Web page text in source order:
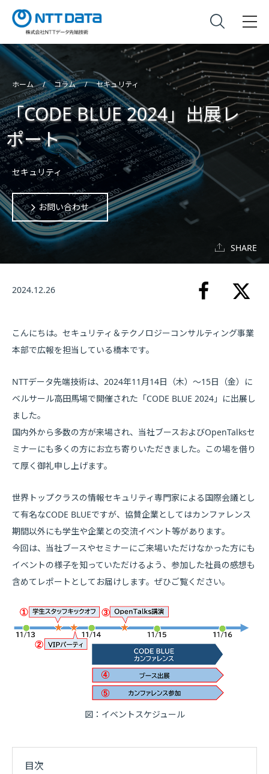
ホーム コラム セキュリティ
「CODE BLUE 2024」出展レ
ポート
セキュリティ
お問い合わせ
SHARE
2024.12.26
こんにちは。セキュリティ＆テクノロジーコンサルティング事業
本部で広報を担当している橋本です。
NTTデータ先端技術は、2024年11月14日（木）～15日（金）に
ベルサール高田馬場で開催された「CODE BLUE 2024」に出展し
ました。
国内外から多数の方が来場され、当社ブースおよびOpenTalksセ
ミナーにも多くの方にお立ち寄りいただきました。この場を借り
て厚く御礼申し上げます。
世界トップクラスの情報セキュリティ専門家による国際会議とし
て有名なCODE BLUEですが、協賛企業としてはカンファレンス
期間以外にも学生や企業との交流イベント等があります。
今回は、当社ブースやセミナーにご来場いただけなかった方にも
イベントの様子を知っていただけるよう、参加した社員の感想も
含めてレポートとしてお届けします。ぜひご覧ください。
図：イベントスケジュール
目次